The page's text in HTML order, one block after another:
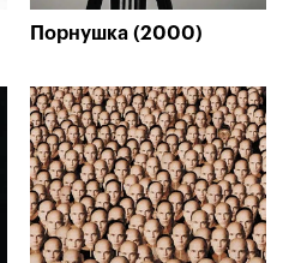
Порнушка (2000)